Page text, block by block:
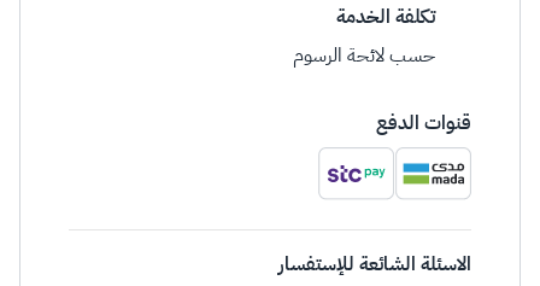
تكلفة الخدمة
حسب لائحة الرسوم
قنوات الدفع
الاسئلة الشائعة للإستفسار